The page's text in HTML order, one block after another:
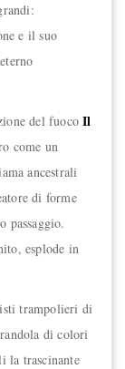
e il suo
del fuocoIl
come un
ancestrali
di forme
passaggio.
esplode in
trampolieri di
di colori
la trascinante